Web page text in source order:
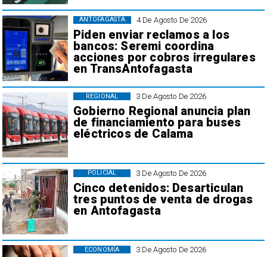
4 De Agosto De 2026
Piden enviar reclamos a los
bancos: Seremi coordina
acciones por cobros irregulares
en TransAntofagasta
ANTOFAGASTA
3 De Agosto De 2026
Gobierno Regional anuncia plan
de financiamiento para buses
eléctricos de Calama
REGIONAL
3 De Agosto De 2026
Cinco detenidos: Desarticulan
tres puntos de venta de drogas
en Antofagasta
POLICIAL
3 De Agosto De 2026
ECONOMÍA